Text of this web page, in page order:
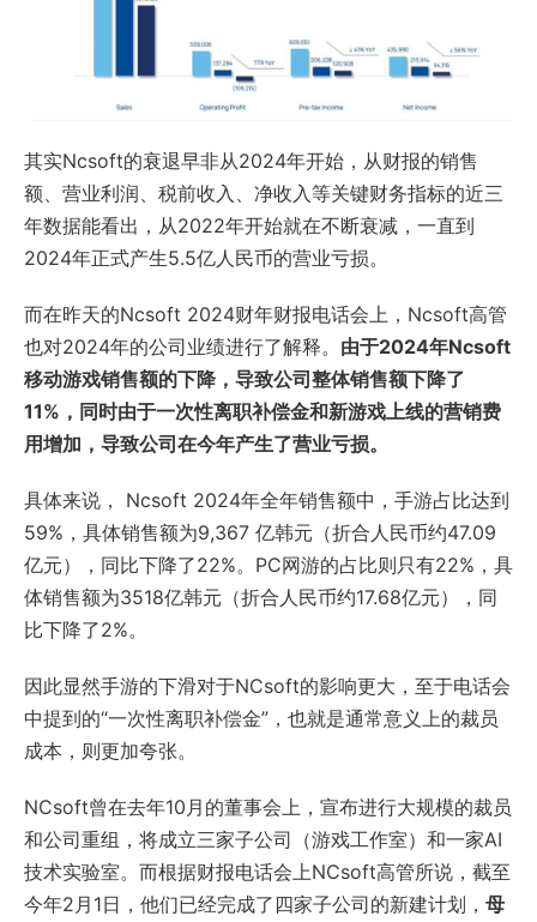
其实Ncsoft的衰退早非从2024年开始，从财报的销售
额、营业利润、税前收入、净收入等关键财务指标的近三
年数据能看出，从2022年开始就在不断衰减，一直到
2024年正式产生5.5亿人民币的营业亏损。
而在昨天的Ncsoft 2024财年财报电话会上，Ncsoft高管
也对2024年的公司业绩进行了解释。 由于2024年Ncsoft
移动游戏销售额的下降，导致公司整体销售额下降了
11%，同时由于一次性离职补偿金和新游戏上线的营销费
用增加，导致公司在今年产生了营业亏损。
具体来说， Ncsoft 2024年全年销售额中，手游占比达到
59%，具体销售额为9,367 亿韩元（折合人民币约47.09
亿元），同比下降了22%。PC网游的占比则只有22%，具
体销售额为3518亿韩元（折合人民币约17.68亿元），同
比下降了2%。
因此显然手游的下滑对于NCsoft的影响更大，至于电话会
中提到的“一次性离职补偿金”，也就是通常意义上的裁员
成本，则更加夸张。
NCsoft曾在去年10月的董事会上，宣布进行大规模的裁员
和公司重组，将成立三家子公司（游戏工作室）和一家AI
技术实验室。而根据财报电话会上NCsoft高管所说，截至
今年2月1日，他们已经完成了四家子公司的新建计划， 母